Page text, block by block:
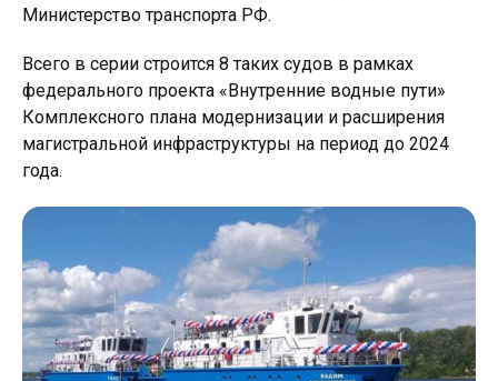
Министерство транспорта РФ.
Всего в серии строится 8 таких судов в рамках
федерального проекта «Внутренние водные пути»
Комплексного плана модернизации и расширения
магистральной инфраструктуры на период до 2024
года.